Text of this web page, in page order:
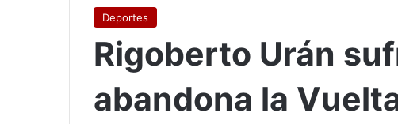
Deportes
Rigoberto Urán
abandona la